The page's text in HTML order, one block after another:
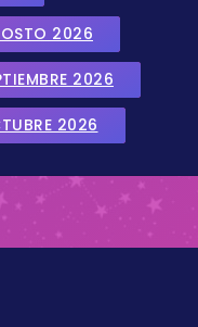
2026
2026
2026